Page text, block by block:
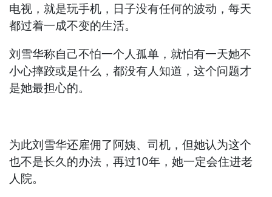
电视，就是玩手机，日子没有任何的波动，每天
都过着一成不变的生活。
刘雪华称自己不怕一个人孤单，就怕有一天她不
小心摔跤或是什么，都没有人知道，这个问题才
是她最担心的。
为此刘雪华还雇佣了阿姨、司机，但她认为这个
也不是长久的办法，再过10年，她一定会住进老
人院。